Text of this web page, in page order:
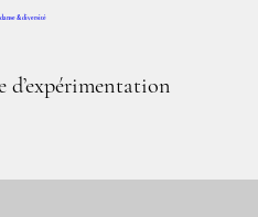
d’expérimentation